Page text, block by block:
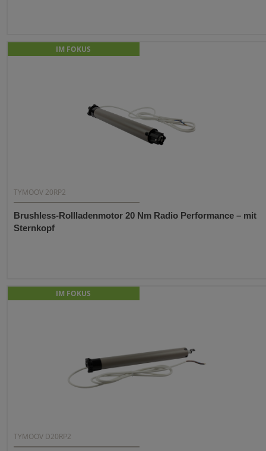
IM FOKUS
TYMOOV 20RP2
Brushless-Rollladenmotor 20 Nm Radio Performance – mit
Sternkopf
IM FOKUS
TYMOOV D20RP2